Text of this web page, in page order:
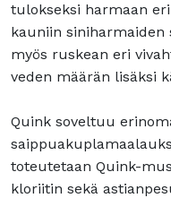
tulokseksi harmaan
kauniin siniharmaiden
myös ruskean eri
veden määrän lisäksi
Quink soveltuu
toteutetaan Quink-
kloriitin sekä